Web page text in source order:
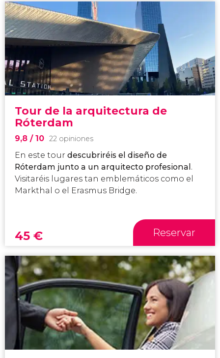
Tour de la arquitectura de
Róterdam
9,8 / 10 22 opiniones
En este tour descubriréis el diseño de
Róterdam junto a un arquitecto profesional .
Visitaréis lugares tan emblemáticos como el
Markthal o el Erasmus Bridge.
45 € Reservar